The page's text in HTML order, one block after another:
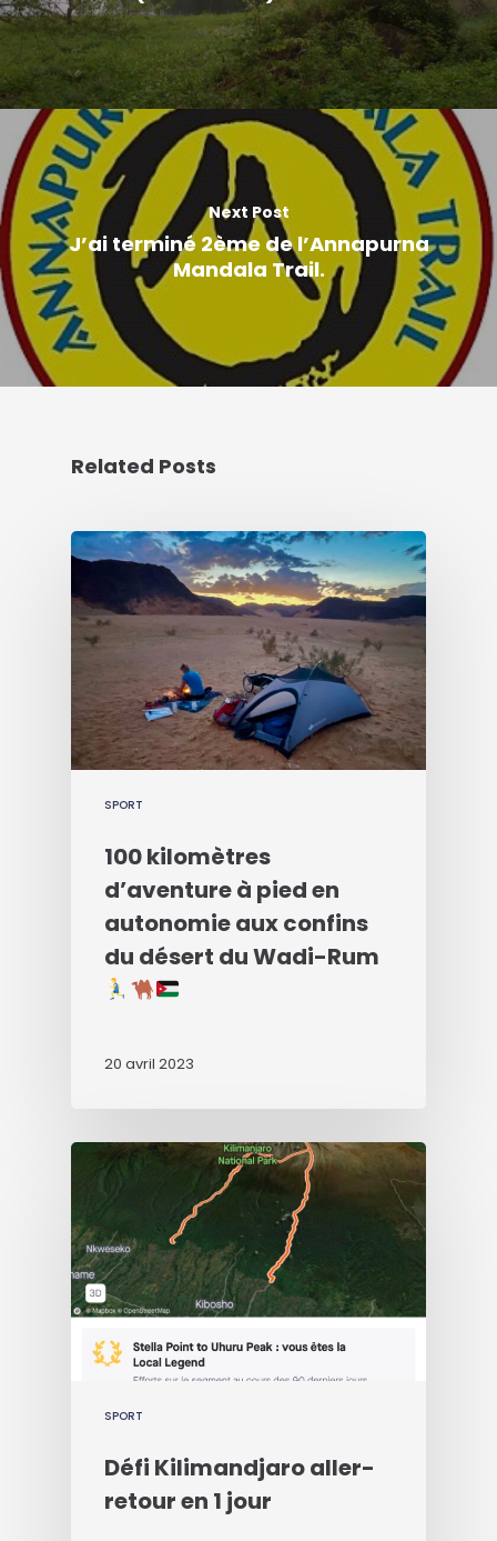
Next Post
J’ai terminé 2ème de l’Annapurna
Mandala Trail.
Related Posts
SPORT
100 kilomètres
d’aventure à pied en
autonomie aux confins
du désert du Wadi-Rum
20 avril 2023
SPORT
Défi Kilimandjaro aller-
retour en 1 jour